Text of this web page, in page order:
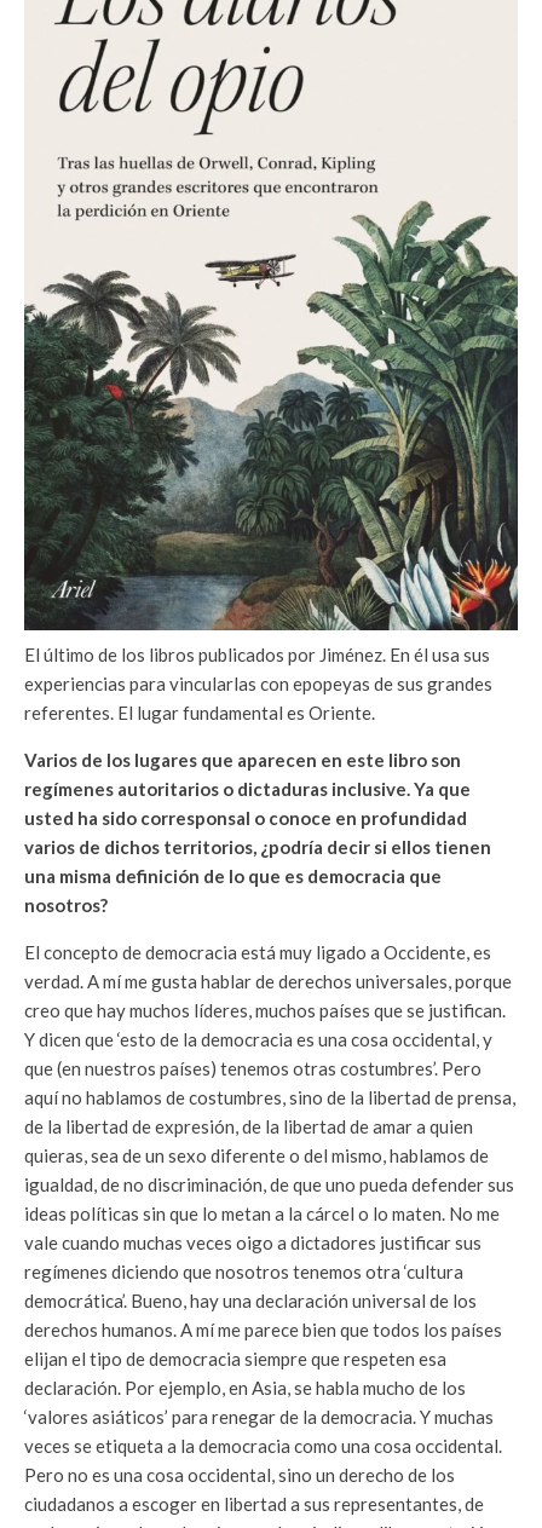
El último de los libros publicados por Jiménez. En él usa sus
experiencias para vincularlas con epopeyas de sus grandes
referentes. El lugar fundamental es Oriente.
Varios de los lugares que aparecen en este libro son
regímenes autoritarios o dictaduras inclusive. Ya que
usted ha sido corresponsal o conoce en profundidad
varios de dichos territorios, ¿podría decir si ellos tienen
una misma definición de lo que es democracia que
nosotros?
El concepto de democracia está muy ligado a Occidente, es
verdad. A mí me gusta hablar de derechos universales, porque
creo que hay muchos líderes, muchos países que se justifican.
Y dicen que ‘esto de la democracia es una cosa occidental, y
que (en nuestros países) tenemos otras costumbres’. Pero
aquí no hablamos de costumbres, sino de la libertad de prensa,
de la libertad de expresión, de la libertad de amar a quien
quieras, sea de un sexo diferente o del mismo, hablamos de
igualdad, de no discriminación, de que uno pueda defender sus
ideas políticas sin que lo metan a la cárcel o lo maten. No me
vale cuando muchas veces oigo a dictadores justificar sus
regímenes diciendo que nosotros tenemos otra ‘cultura
democrática’. Bueno, hay una declaración universal de los
derechos humanos. A mí me parece bien que todos los países
elijan el tipo de democracia siempre que respeten esa
declaración. Por ejemplo, en Asia, se habla mucho de los
‘valores asiáticos’ para renegar de la democracia. Y muchas
veces se etiqueta a la democracia como una cosa occidental.
Pero no es una cosa occidental, sino un derecho de los
ciudadanos a escoger en libertad a sus representantes, de